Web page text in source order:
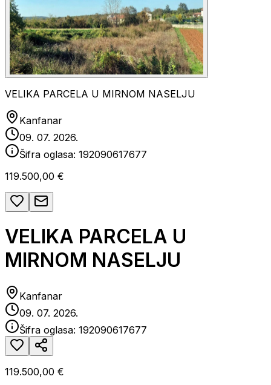
VELIKA PARCELA U MIRNOM NASELJU
Kanfanar
09. 07. 2026.
Šifra oglasa: 192090617677
119.500,00 €
VELIKA PARCELA U
MIRNOM NASELJU
Kanfanar
09. 07. 2026.
Šifra oglasa: 192090617677
119.500,00 €